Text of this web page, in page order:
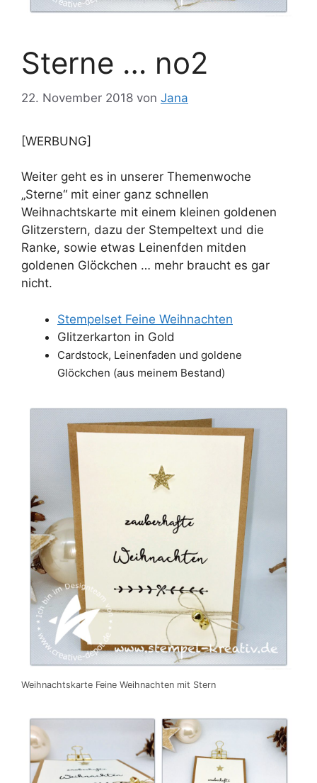
Sterne … no2
22. November 2018 von Jana
[WERBUNG]
Weiter geht es in unserer Themenwoche
„Sterne“ mit einer ganz schnellen
Weihnachtskarte mit einem kleinen goldenen
Glitzerstern, dazu der Stempeltext und die
Ranke, sowie etwas Leinenfden mitden
goldenen Glöckchen … mehr braucht es gar
nicht.
Stempelset Feine Weihnachten
Glitzerkarton in Gold
Cardstock, Leinenfaden und goldene
Glöckchen (aus meinem Bestand)
Weihnachtskarte Feine Weihnachten mit Stern